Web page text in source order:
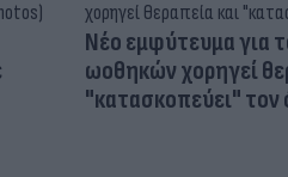
Νέο εμφύτευμα για
ωοθηκών χορηγεί
"κατασκοπεύει" τον